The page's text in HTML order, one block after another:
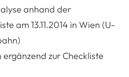
anhand der
am 13.11.2014 in Wien (U-
zur Checkliste